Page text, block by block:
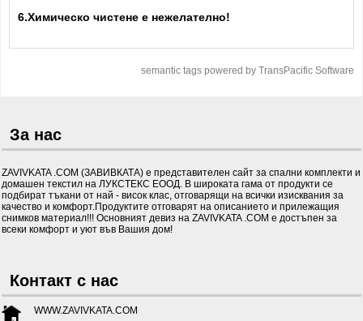
6.Химическо чистене е нежелателно!
semantic tags powered by TransPacific Software
За нас
ZAVIVKATA .COM (ЗАВИВКАТА) е представителен сайт за спални комплекти и
домашен текстил на ЛУКСТЕКС ЕООД. В широката гама от продукти се
подбират тъкани от най - висок клас, отговарящи на всички изисквания за
качество и комфорт.Продуктите отговарят на описанието и прилежащия
снимков материал!!! Основният девиз на ZAVIVKATA .COM е достъпен за
всеки комфорт и уют във Вашия дом!
Контакт с нас
WWW.ZAVIVKATA.COM